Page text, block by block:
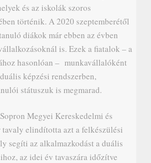
és az iskolák szoros
történik. A 2020 szeptemberétől
diákok már ebben az évben
is. Ezek a fiatalok – a
hasonlóan – munkavállalóként
képzési rendszerben,
státuszuk is megmarad.
Megyei Kereskedelmi és
tavaly elindította azt a felkészülési
segíti az alkalmazkodást a duális
az idei év tavaszára időzítve